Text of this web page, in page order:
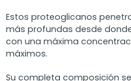
Estos proteoglicanos
más profundas desde
con una máxima
máximos.
Su completa composición